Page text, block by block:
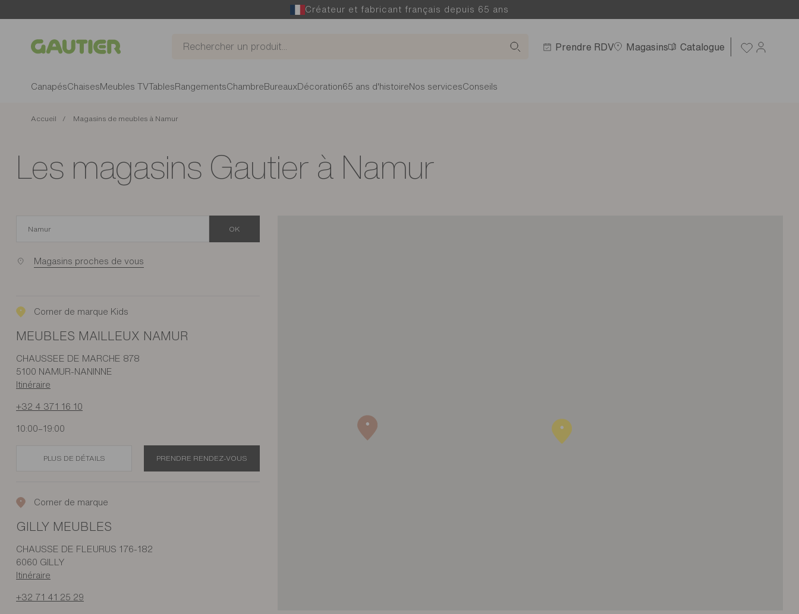
Créateur et fabricant français depuis 65 ans
Gautier Prendre RDV Magasins Catalogue
CanapésChaises Meubles TVTables RangementsChambre Bureaux Décoration65 ans d'histoire Nos servicesConseils
Accueil Magasins de meubles à Namur
Les magasins Gautier à Namur
OK
Magasins proches de vous
Corner de marque Kids
MEUBLES MAILLEUX NAMUR
CHAUSSEE DE MARCHE 878
5100 NAMUR-NANINNE
Itinéraire
+32 4 371 16 10
10:00–19:00
PLUS DE DÉTAILS PRENDRE RENDEZ-VOUS
Corner de marque
GILLY MEUBLES
CHAUSSE DE FLEURUS 176-182
6060 GILLY
Itinéraire
+32 71 41 25 29